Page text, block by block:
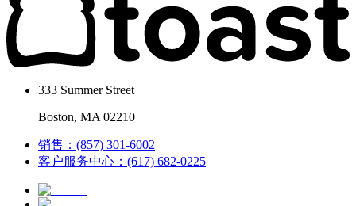
333 Summer Street
Boston, MA 02210
销售：(857) 301-6002
客户服务中心：(617) 682-0225